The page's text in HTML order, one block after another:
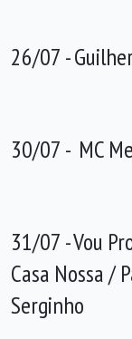
26/07 -
30/07 - MC
31/07 - Vou
Casa Nossa /
Serginho